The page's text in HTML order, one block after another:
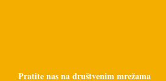
Pratite nas na društvenim mrežama